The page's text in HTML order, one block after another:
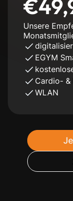
Unsere
EGYM
Cardio- &
WLAN